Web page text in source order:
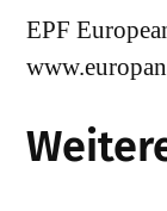
EPF